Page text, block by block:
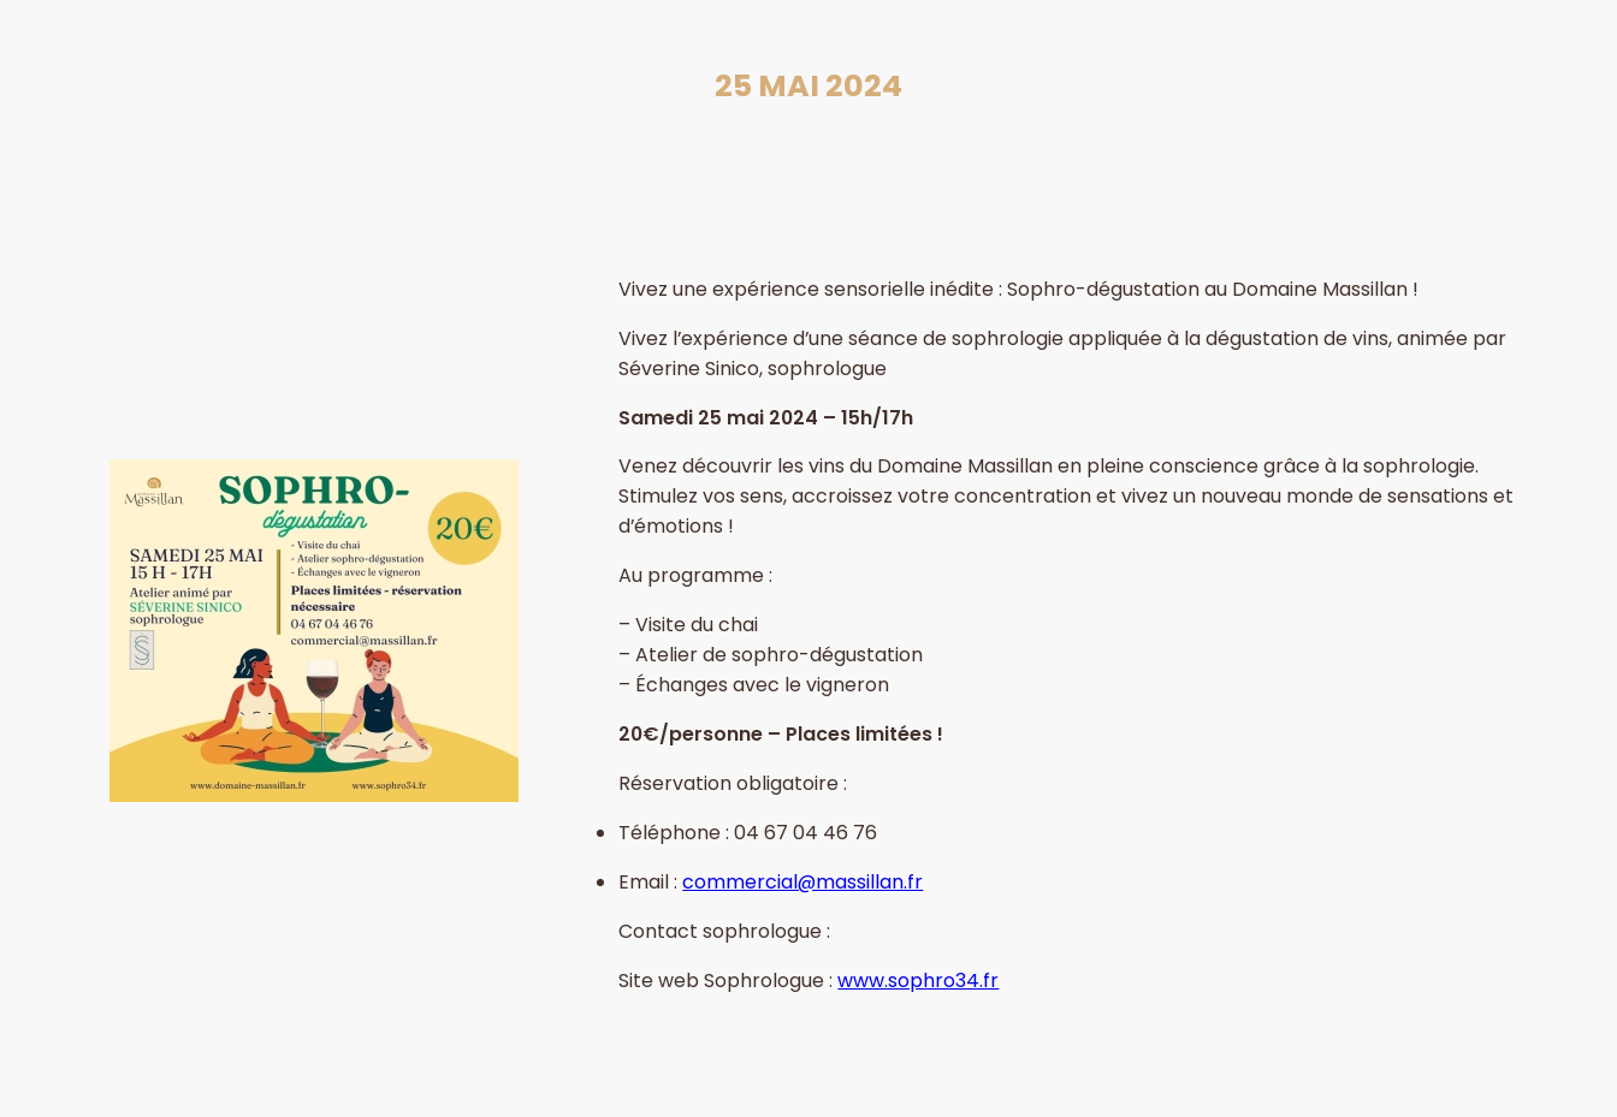
25 MAI 2024
Vivez une expérience sensorielle inédite : Sophro-dégustation au Domaine Massillan !
Vivez l’expérience d’une séance de sophrologie appliquée à la dégustation de vins, animée par
Séverine Sinico, sophrologue
Samedi 25 mai 2024 – 15h/17h
Venez découvrir les vins du Domaine Massillan en pleine conscience grâce à la sophrologie.
Stimulez vos sens, accroissez votre concentration et vivez un nouveau monde de sensations et
d’émotions !
Au programme :
– Visite du chai
– Atelier de sophro-dégustation
– Échanges avec le vigneron
20€/personne – Places limitées !
Réservation obligatoire :
Téléphone : 04 67 04 46 76
Email :commercial@massillan.fr
Contact sophrologue :
Site web Sophrologue :www.sophro34.fr